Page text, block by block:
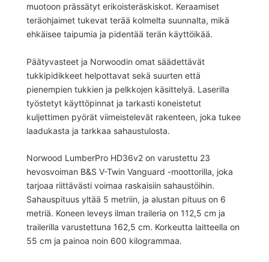
muotoon prässätyt erikoisteräskiskot. Keraamiset
teräohjaimet tukevat terää kolmelta suunnalta, mikä
ehkäisee taipumia ja pidentää terän käyttöikää.
Päätyvasteet ja Norwoodin omat säädettävät
tukkipidikkeet helpottavat sekä suurten että
pienempien tukkien ja pelkkojen käsittelyä. Laserilla
työstetyt käyttöpinnat ja tarkasti koneistetut
kuljettimen pyörät viimeistelevät rakenteen, joka tukee
laadukasta ja tarkkaa sahaustulosta.
Norwood LumberPro HD36v2 on varustettu 23
hevosvoiman B&S V-Twin Vanguard -moottorilla, joka
tarjoaa riittävästi voimaa raskaisiin sahaustöihin.
Sahauspituus yltää 5 metriin, ja alustan pituus on 6
metriä. Koneen leveys ilman traileria on 112,5 cm ja
trailerilla varustettuna 162,5 cm. Korkeutta laitteella on
55 cm ja painoa noin 600 kilogrammaa.